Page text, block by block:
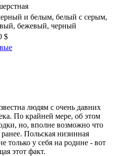
и белым, белый с серым,
бежевый, черный
$
людям с очень давних
По крайней мере, об этом
но, вполне возможно что
Польская низинная
только у себя на родине - вот
этот факт.